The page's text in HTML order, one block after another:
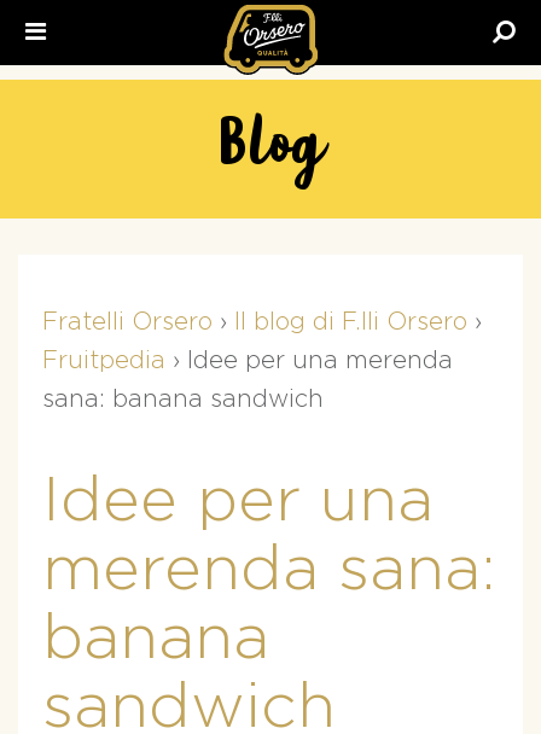
Blog
Fratelli Orsero › Il blog di F.lli Orsero ›
Fruitpedia ›
Idee per una merenda
sana: banana sandwich
Idee per una
merenda sana:
banana
sandwich